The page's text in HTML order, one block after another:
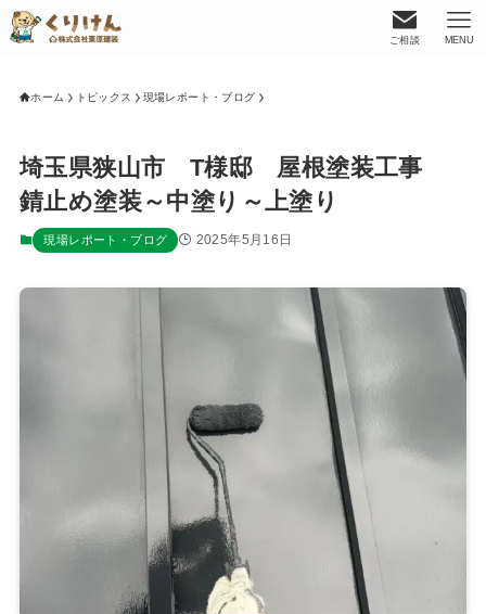
ご相談 MENU
ホーム トピックス 現場レポート・ブログ
埼玉県狭山市 T様邸 屋根塗装工事
錆止め塗装～中塗り～上塗り
現場レポート・ブログ 2025年5月16日